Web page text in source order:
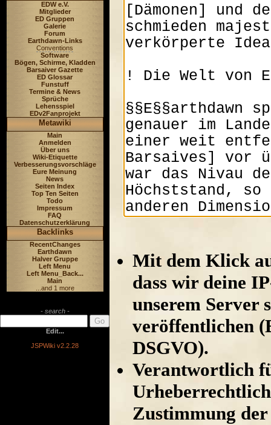
EDW e.V.
Mitglieder
ED Gruppen
Galerie
Forum
Earthdawn-Links
Conventions
Software
Bögen, Schirme, Kladden
Barsaiver Gazette
ED Glossar
Funstuff
Termine & News
Sprüche
Lehensspiel
EDv2Fanprojekt
Metawiki
Main
Anmelden
Über uns
Wiki-Etiquette
Verbesserungsvorschläge
Eure Meinung
News
Seiten Index
Top Ten Seiten
Todo
Impressum
FAQ
Datenschutzerklärung
Backlinks
RecentChanges
Earthdawn
Halver Gruppe
Left Menu
Left Menu_Back...
Main
...and 1 more
- search -
Edit...
JSPWiki v2.2.28
Mit dem Klick
dass wir deine
unserem Server
veröffentlichen
DSGVO).
Verantwortlich
Zustimmung